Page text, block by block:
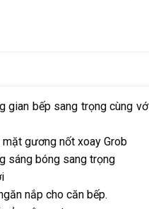
gian bếp sang trọng cùng
gương nốt xoay Grob
sáng bóng sang trọng
nắp cho căn bếp.